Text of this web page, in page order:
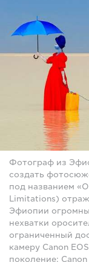
Фотограф из
создать
под названием
Limitations)
Эфиопии
нехватки
ограниченный
камеру Canon
поколение: